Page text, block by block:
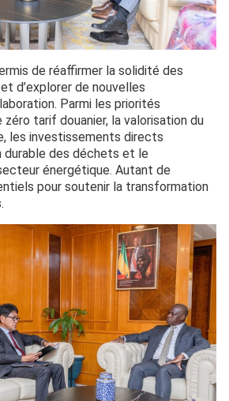
de réaffirmer la solidité des
d’explorer de nouvelles
Parmi les priorités
tarif douanier, la valorisation du
les investissements directs
durable des déchets et le
énergétique. Autant de
pour soutenir la transformation